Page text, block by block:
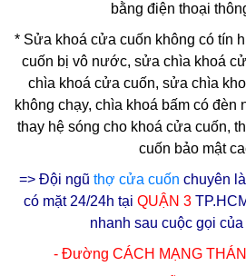
bằng điện thoại
* Sửa khoá cửa cuốn không có tín
cuốn bị vô nước, sửa chìa khoá
chìa khoá cửa cuốn, sửa chìa
không chạy, chìa khoá bấm có đèn
thay hệ sóng cho khoá cửa cuốn,
cuốn bảo mật
=> Đội ngũ thợ cửa cuốn chuyên
có mặt 24/24h tại QUẬN 3
nhanh sau cuộc gọi
- Đường CÁCH MẠNG